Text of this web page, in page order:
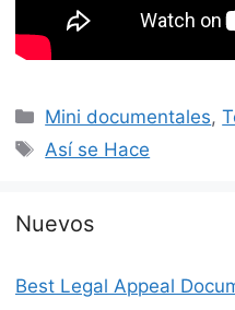
Categorías
Mini documentales,
Etiquetas
Así se Hace
Nuevos
Best Legal Appeal